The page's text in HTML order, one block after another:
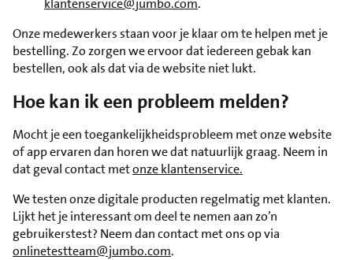
klantenservice@jumbo.com.
Onze medewerkers staan voor je klaar om te helpen met je
bestelling. Zo zorgen we ervoor dat iedereen gebak kan
bestellen, ook als dat via de website niet lukt.
Hoe kan ik een probleem melden?
Mocht je een toegankelijkheidsprobleem met onze website
of app ervaren dan horen we dat natuurlijk graag. Neem in
dat geval contact metonze klantenservice.
We testen onze digitale producten regelmatig met klanten.
Lijkt het je interessant om deel te nemen aan zo’n
gebruikerstest? Neem dan contact met ons op via
onlinetestteam@jumbo.com.